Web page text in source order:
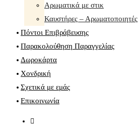
Αρωματικά με στικ
Καυστήρες – Αρωματοποιητές
Πόντοι Επιβράβευσης
Παρακολούθηση Παραγγελίας
Δωροκάρτα
Χονδρική
Σχετικά με εμάς
Επικοινωνία